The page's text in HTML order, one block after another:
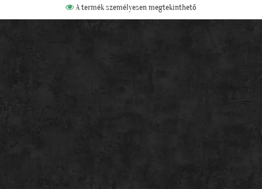
A termék személyesen megtekinthető